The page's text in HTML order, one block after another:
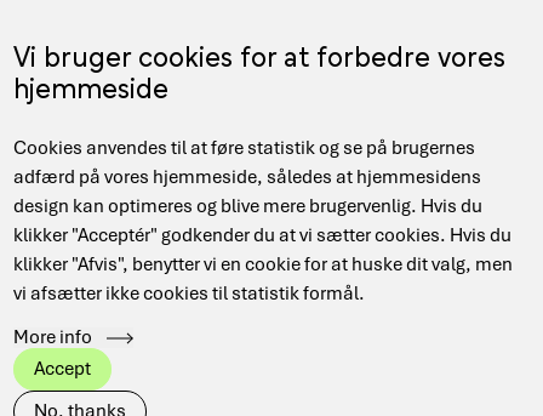
Vi bruger cookies for at forbedre vores
hjemmeside
Cookies anvendes til at føre statistik og se på brugernes
adfærd på vores hjemmeside, således at hjemmesidens
design kan optimeres og blive mere brugervenlig. Hvis du
klikker "Acceptér" godkender du at vi sætter cookies. Hvis du
klikker "Afvis", benytter vi en cookie for at huske dit valg, men
vi afsætter ikke cookies til statistik formål.
More info
Accept
No, thanks
til
hovedindhold
EN
Main
navigation
Brødkrumme
Hjem Om DeiC Organisation og referencegruppestruktur
DeiC Science Forum
DeiC Science Forum
Science Forum er etableret som et